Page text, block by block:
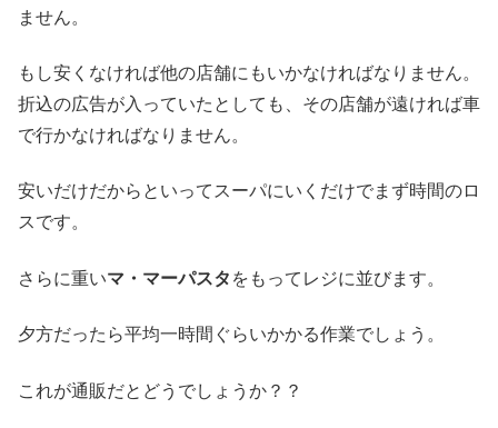
ません。
もし安くなければ他の店舗にもいかなければなりません。
折込の広告が入っていたとしても、その店舗が遠ければ車
で行かなければなりません。
安いだけだからといってスーパにいくだけでまず時間のロ
スです。
さらに重いマ・マーパスタ をもってレジに並びます。
夕方だったら平均一時間ぐらいかかる作業でしょう。
これが通販だとどうでしょうか？？